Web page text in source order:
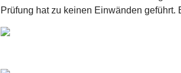
Prüfung hat zu keinen Einwänden